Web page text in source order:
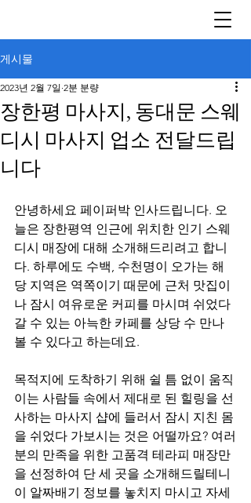
게시물
장한평 마사지, 동대문 스웨
디시 마사지 업소 전달드립
니다
2023년 2월 7일 2분 분량
안녕하세요 페이퍼박 인사드립니다. 오
늘은 장한평역 인근에 위치한 인기 스웨
디시 매장에 대해 소개해드리려고 합니
다. 하루에도 수백, 수천명이 오가는 해
당 지역은 역쪽이기 때문에 근처 맛집이
나 잠시 여유로운 커피를 마시며 쉬었다
갈 수 있는 아늑한 카페를 상당 수 만나
볼 수 있다고 하는데요.
목적지에 도착하기 위해 쉴 틈 없이 움직
이는 사람들 속에서 제대로 된 힐링을 선
사하는 마사지 샵에 들러서 잠시 지친 몸
을 쉬었다 가보시는 것은 어떨까요? 여러
분의 만족을 위한 고품격 테라피 매장만
을 선정하여 단 세 곳을 소개해드릴테니
이 알짜배기 정보를 놓치지 마시고 자세